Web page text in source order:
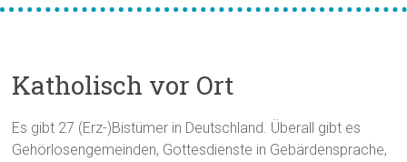
Katholisch vor Ort
Es gibt 27 (Erz-)Bistümer in Deutschland. Überall gibt es
Gehörlosengemeinden, Gottesdienste in Gebärdensprache,